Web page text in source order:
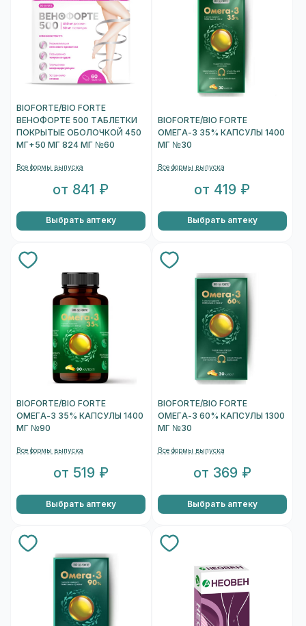
BIOFORTE/BIO FORTE
ВЕНОФОРТЕ 500 ТАБЛЕТКИ
ПОКРЫТЫЕ ОБОЛОЧКОЙ 450
МГ+50 МГ 824 МГ №60
Все формы выпуска
от 841 ₽
Выбрать аптеку
BIOFORTE/BIO FORTE
ОМЕГА-3 35% КАПСУЛЫ 1400
МГ №30
Все формы выпуска
от 419 ₽
Выбрать аптеку
BIOFORTE/BIO FORTE
ОМЕГА-3 35% КАПСУЛЫ 1400
МГ №90
Все формы выпуска
от 519 ₽
Выбрать аптеку
BIOFORTE/BIO FORTE
ОМЕГА-3 60% КАПСУЛЫ 1300
МГ №30
Все формы выпуска
от 369 ₽
Выбрать аптеку